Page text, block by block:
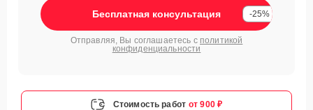
Бесплатная консультация -25%
Отправляя, Вы соглашаетесь с политикой
конфиденциальности
Стоимость работ от 900 ₽